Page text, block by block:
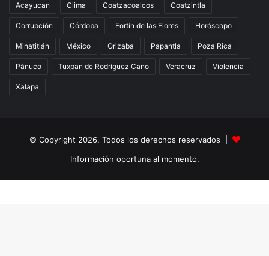
Acayucan Clima Coatzacoalcos Coatzintla
Corrupción Córdoba Fortín de las Flores Horóscopo
Minatitlán México Orizaba Papantla Poza Rica
Pánuco Tuxpan de Rodríguez Cano Veracruz Violencia
Xalapa
© Copyright 2026, Todos los derechos reservados |
Información oportuna al momento.